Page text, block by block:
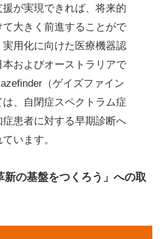
が実現できれば、将来的
大きく前進することがで
実用化に向けた医療機器認
およびオーストラリアで
（ゲイズファイン
、自閉症スペクトラム症
患者に対する早期診断へ
います。
新の基盤をつくろう」への取